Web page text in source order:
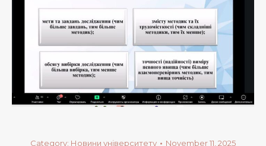
Category: Новини університету November 11, 2025